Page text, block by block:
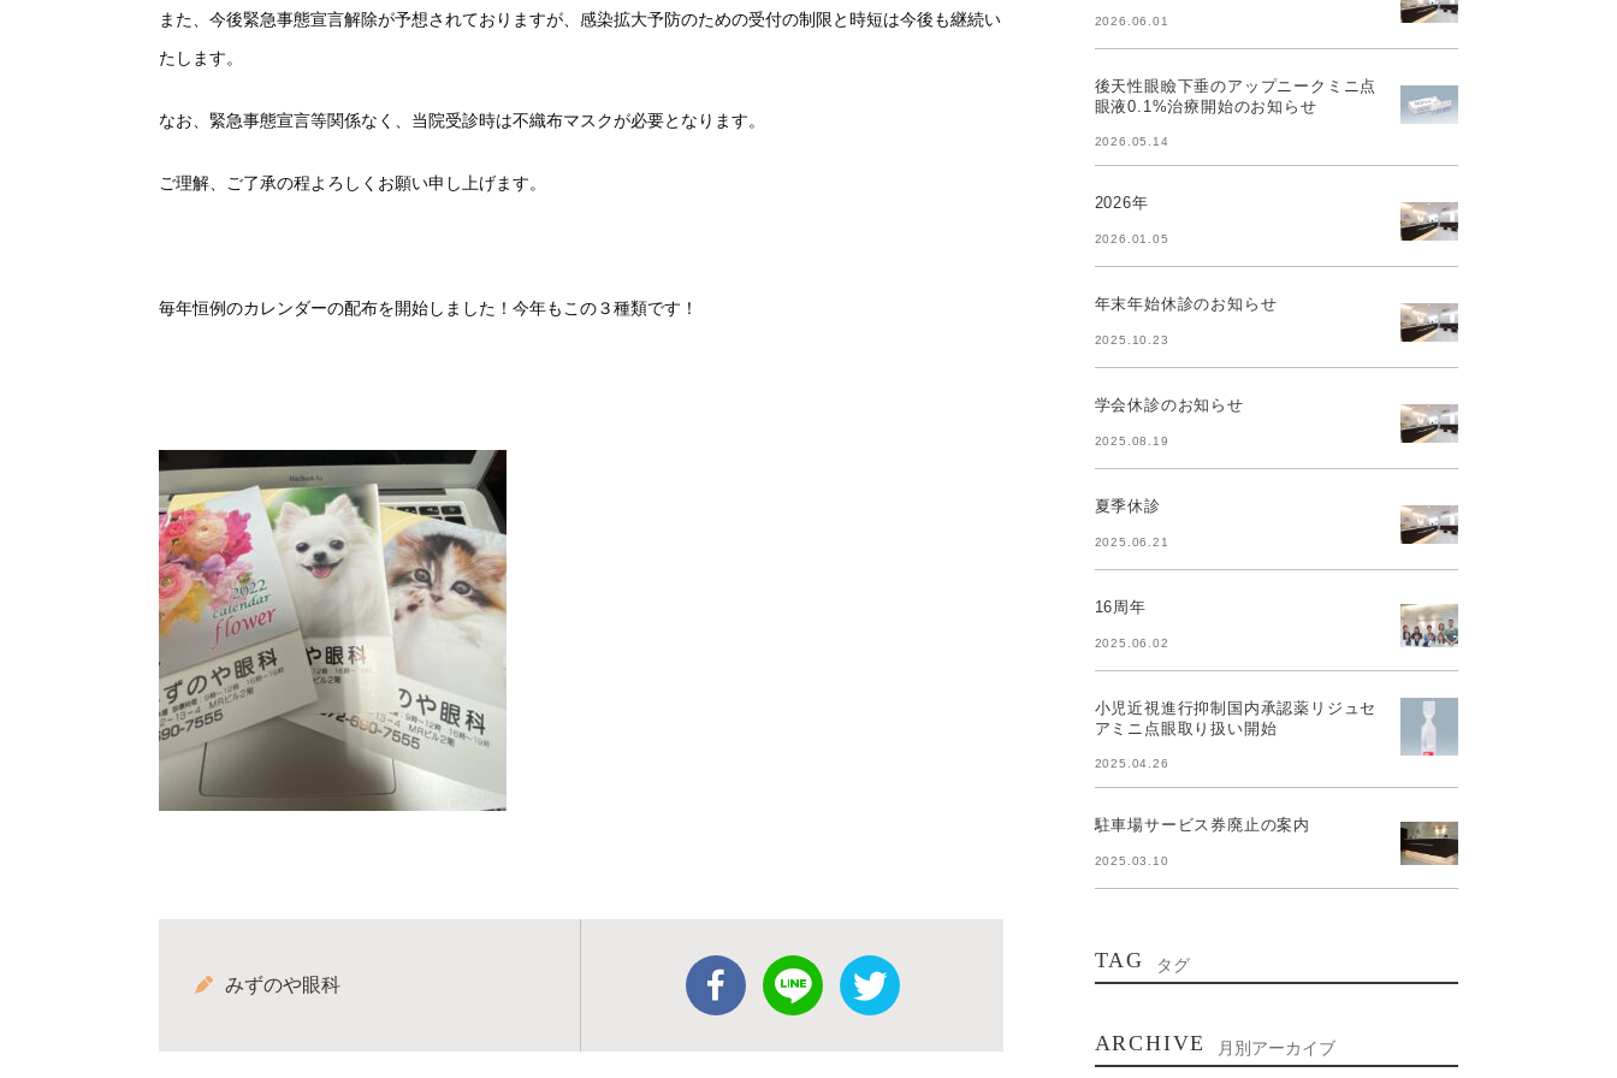
また、今後緊急事態宣言解除が予想されておりますが、感染拡大予防のための受付の制限と時短は今後も継続い
たします。
なお、緊急事態宣言等関係なく、当院受診時は不織布マスクが必要となります。
ご理解、ご了承の程よろしくお願い申し上げます。
毎年恒例のカレンダーの配布を開始しました！今年もこの３種類です！
みずのや眼科
2026.06.01
後天性眼瞼下垂のアップニークミニ点
眼液0.1%治療開始のお知らせ
2026.05.14
2026年
2026.01.05
年末年始休診のお知らせ
2025.10.23
学会休診のお知らせ
2025.08.19
夏季休診
2025.06.21
16周年
2025.06.02
小児近視進行抑制国内承認薬リジュセ
アミニ点眼取り扱い開始
2025.04.26
駐車場サービス券廃止の案内
2025.03.10
TAG タグ
ARCHIVE 月別アーカイブ